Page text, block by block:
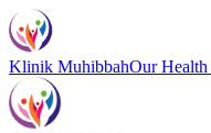
Klinik MuhibbahOur